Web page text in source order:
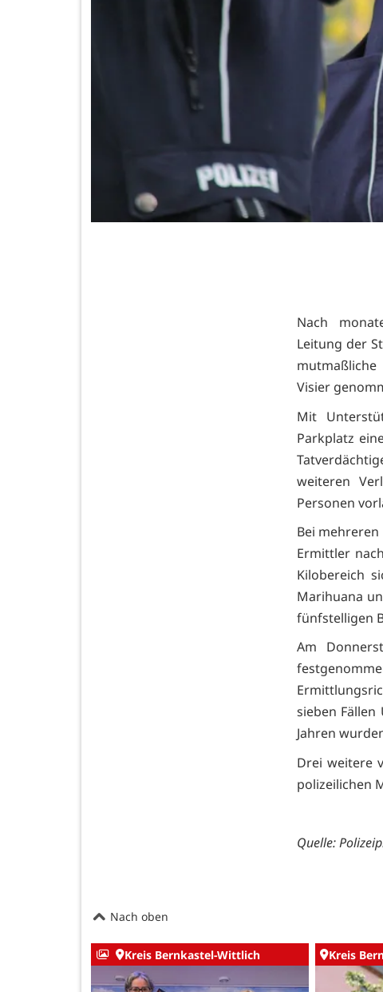
Nach
Leitung der
Visier
Mit
Parkplatz
weiteren
Personen
Bei
Ermittler
Kilobereich
Marihuana
fünfstelligen
Am
sieben
Jahren
Drei weitere
polizeilichen
Quelle:
Nach oben
Kreis Bernkastel-Wittlich Kreis